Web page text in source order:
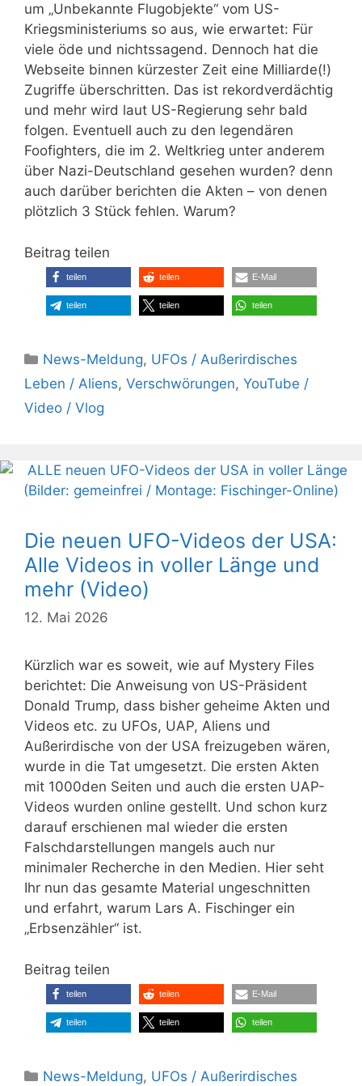
um „Unbekannte Flugobjekte“ vom US-
Kriegsministeriums so aus, wie erwartet: Für
viele öde und nichtssagend. Dennoch hat die
Webseite binnen kürzester Zeit eine Milliarde(!)
Zugriffe überschritten. Das ist rekordverdächtig
und mehr wird laut US-Regierung sehr bald
folgen. Eventuell auch zu den legendären
Foofighters, die im 2. Weltkrieg unter anderem
über Nazi-Deutschland gesehen wurden? denn
auch darüber berichten die Akten – von denen
plötzlich 3 Stück fehlen. Warum?
Beitrag teilen
teilen teilen E-Mail
teilen teilen teilen
Kategorien
News-Meldung, UFOs / Außerirdisches
Leben / Aliens, Verschwörungen, YouTube /
Video / Vlog
Die neuen UFO-Videos der USA:
Alle Videos in voller Länge und
mehr (Video)
12. Mai 2026
Kürzlich war es soweit, wie auf Mystery Files
berichtet: Die Anweisung von US-Präsident
Donald Trump, dass bisher geheime Akten und
Videos etc. zu UFOs, UAP, Aliens und
Außerirdische von der USA freizugeben wären,
wurde in die Tat umgesetzt. Die ersten Akten
mit 1000den Seiten und auch die ersten UAP-
Videos wurden online gestellt. Und schon kurz
darauf erschienen mal wieder die ersten
Falschdarstellungen mangels auch nur
minimaler Recherche in den Medien. Hier seht
Ihr nun das gesamte Material ungeschnitten
und erfahrt, warum Lars A. Fischinger ein
„Erbsenzähler“ ist.
Beitrag teilen
teilen teilen E-Mail
teilen teilen teilen
Kategorien
News-Meldung, UFOs / Außerirdisches